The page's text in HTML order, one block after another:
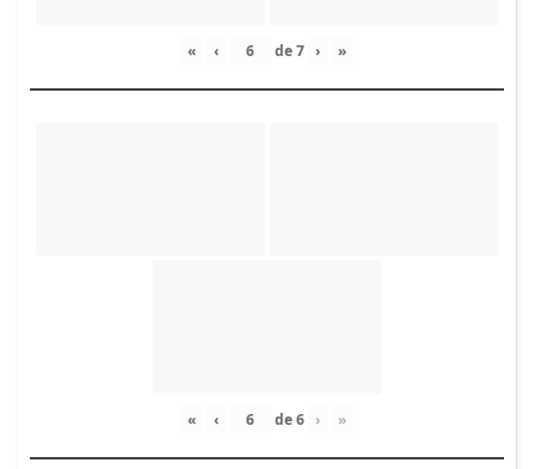
« ‹ de7 › »
« ‹ de6 › »